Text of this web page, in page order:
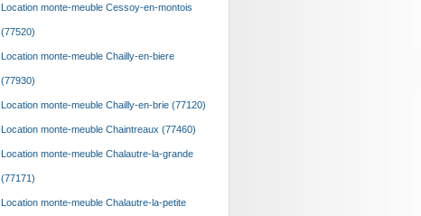
Location monte-meuble Cessoy-en-montois
(77520)
Location monte-meuble Chailly-en-biere
(77930)
Location monte-meuble Chailly-en-brie (77120)
Location monte-meuble Chaintreaux (77460)
Location monte-meuble Chalautre-la-grande
(77171)
Location monte-meuble Chalautre-la-petite